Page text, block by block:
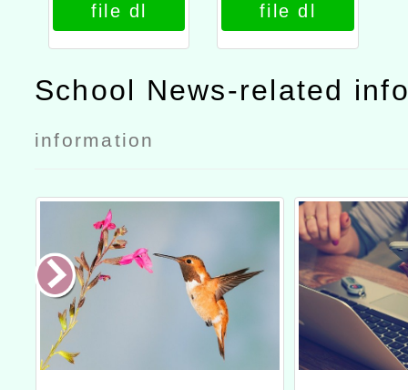
教署）辦理
「coolenglis
h英語線上學
半年教師線上
畫」
file dl
教署）辦理
「coolenglis
h英語線上學
畫」公文
file dl
School News-related
information